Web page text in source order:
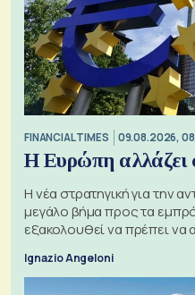
FINANCIAL TIMES 09.08.2026,
Η Ευρώπη αλλάζει
Η νέα στρατηγική για την
μεγάλο βήμα προς τα
εξακολουθεί να πρέπει να
Ignazio Angeloni